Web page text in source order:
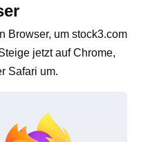
Browser, um stock3.com
jetzt auf Chrome,
Safari um.